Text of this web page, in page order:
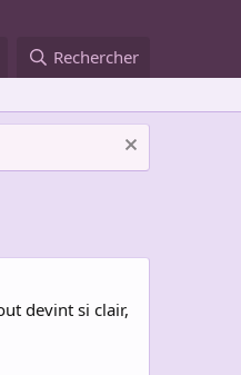
Rechercher
devint si clair,